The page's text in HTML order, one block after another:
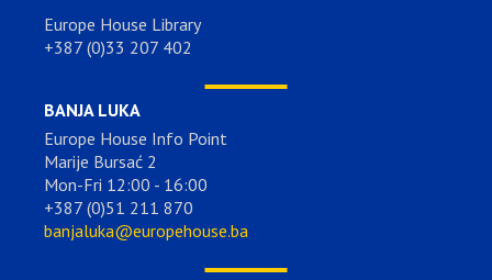
Europe House Library
+387 (0)33 207 402
BANJA LUKA
Europe House Info Point
Marije Bursać 2
Mon-Fri 12:00 - 16:00
+387 (0)51 211 870
banjaluka@europehouse.ba